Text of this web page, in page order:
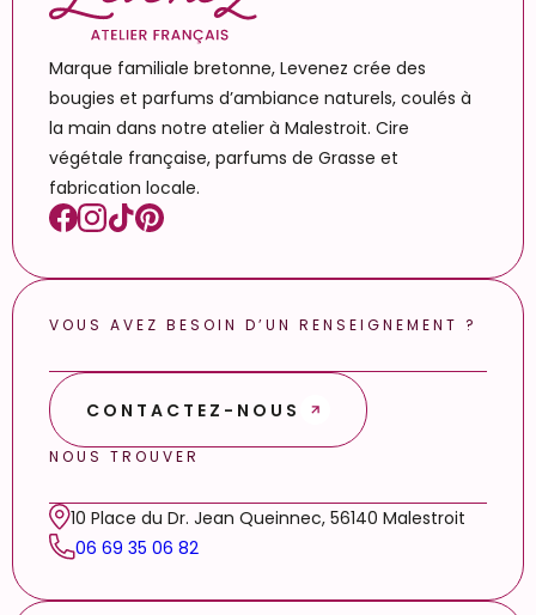
Marque familiale bretonne, Levenez crée des
bougies et parfums d’ambiance naturels, coulés à
la main dans notre atelier à Malestroit. Cire
végétale française, parfums de Grasse et
fabrication locale.
VOUS AVEZ BESOIN D’UN RENSEIGNEMENT ?
CONTACTEZ-NOUS
NOUS TROUVER
10 Place du Dr. Jean Queinnec, 56140 Malestroit
06 69 35 06 82